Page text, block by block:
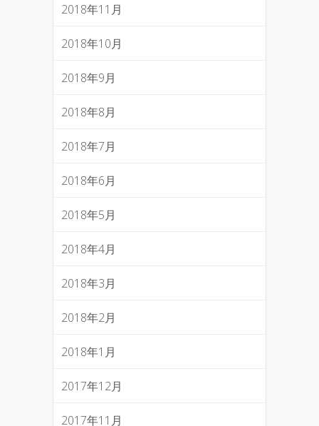
2018年11月
2018年10月
2018年9月
2018年8月
2018年7月
2018年6月
2018年5月
2018年4月
2018年3月
2018年2月
2018年1月
2017年12月
2017年11月